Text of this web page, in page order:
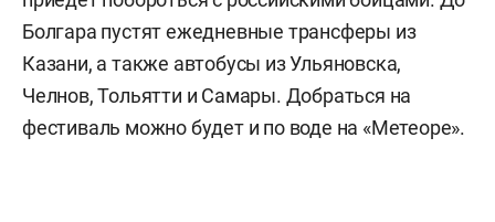
Болгара пустят ежедневные трансферы из
Казани, а также автобусы из Ульяновска,
Челнов, Тольятти и Самары. Добраться на
фестиваль можно будет и по воде на «Метеоре».